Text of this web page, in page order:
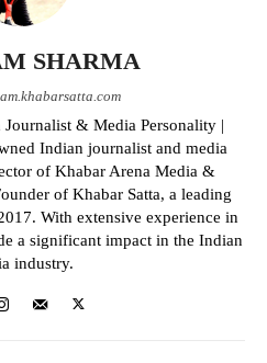
SHARMA
Journalist & Media Personality |
Indian journalist and media
of Khabar Arena Media &
of Khabar Satta, a leading
With extensive experience in
a significant impact in the Indian
industry.